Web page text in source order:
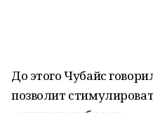
До этого Чубайс
позволит